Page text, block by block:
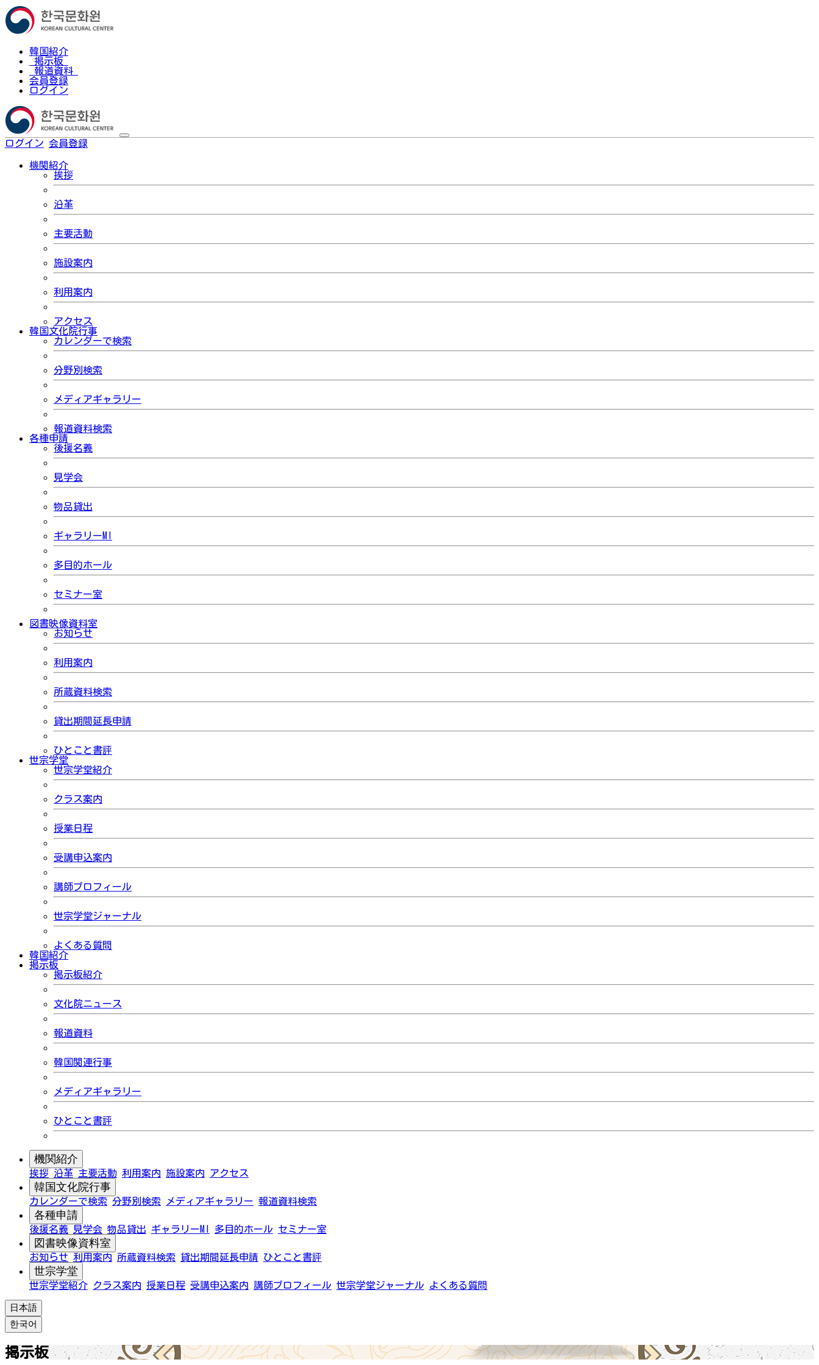
韓国紹介
掲示板
報道資料
会員登録
ログイン
ログイン 会員登録
機関紹介
挨拶
沿革
主要活動
施設案内
利用案内
アクセス
韓国文化院行事
カレンダーで検索
分野別検索
メディアギャラリー
報道資料検索
各種申請
後援名義
見学会
物品貸出
ギャラリーMI
多目的ホール
セミナー室
図書映像資料室
お知らせ
利用案内
所蔵資料検索
貸出期間延長申請
ひとこと書評
世宗学堂
世宗学堂紹介
クラス案内
授業日程
受講申込案内
講師プロフィール
世宗学堂ジャーナル
よくある質問
韓国紹介
掲示板
掲示板紹介
文化院ニュース
報道資料
韓国関連行事
メディアギャラリー
ひとこと書評
機関紹介
挨拶 沿革 主要活動 利用案内 施設案内 アクセス
韓国文化院行事
カレンダーで検索 分野別検索 メディアギャラリー 報道資料検索
各種申請
後援名義 見学会 物品貸出 ギャラリーMI 多目的ホール セミナー室
図書映像資料室
お知らせ 利用案内 所蔵資料検索 貸出期間延長申請 ひとこと書評
世宗学堂
世宗学堂紹介 クラス案内 授業日程 受講申込案内 講師プロフィール 世宗学堂ジャーナル よくある質問
日本語
한국어
掲示板